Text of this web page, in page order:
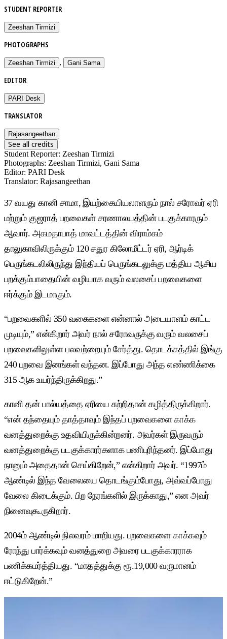
STUDENT REPORTER
Zeeshan Tirmizi
PHOTOGRAPHS
Zeeshan Tirmizi , Gani Sama
EDITOR
PARI Desk
TRANSLATOR
Rajasangeethan
See all credits
Student Reporter: Zeeshan Tirmizi
Photographs: Zeeshan Tirmizi, Gani Sama
Editor: PARI Desk
Translator: Rajasangeethan
37 வயது கானி சாமா, இயற்கையியலாளரும் நால் சரோவர் ஏரி
மற்றும் குஜராத் பறவைகள் சரணாலயத்தின் படகுக்காரரும்
ஆவார். அகமதாபாத் மாவட்டத்தின் விராம்கம்
தாலுகாவிலிருக்கும் 120 சதுர கிலோமீட்டர் ஏரி, ஆர்டிக்
பெருங்கடலிலிருந்து இந்தியப் பெருங்கடலுக்கு மத்திய ஆசிய
பறக்கும்பாதையின் வழியாக வரும் வலசைப் பறவைகளை
ஈர்க்கும் இடமாகும்.
“பறவைகளில் 350 வகைகளை என்னால் அடையாளம் காட்ட
முடியும்,” என்கிறார் அவர் நால் சரோவருக்கு வரும் வலசைப்
பறவைகளிலுள்ள பலவற்றையும் சேர்த்து. தொடக்கத்தில் இங்கு
240 பறவை இனங்கள் வந்தன. இப்போது அந்த எண்ணிக்கை
315 ஆக உயர்ந்திருக்கிறது.”
கானி தன் பால்யத்தை ஏரியை சுற்றிதான் கழித்திருக்கிறார்.
“என் தந்தையும் தாத்தாவும் இந்தப் பறவைகளை காக்க
வனத்துறைக்கு உதவியிருக்கின்றனர். அவர்கள் இருவரும்
வனத்துறைக்கு படகுக்காரர்களாக பணிபுரிந்தனர். இப்போது
நானும் அதைதான் செய்கிறேன்,” என்கிறார் அவர். “1997ம்
ஆண்டில் இந்த வேலையை தொடங்கும்போது, அவ்வப்போது
வேலை கிடைக்கும். பிற நேரங்களில் இருக்காது,” என அவர்
நினைவுகூருகிறார்.
2004ம் ஆண்டில் நிலவரம் மாறியது. பறவைகளை காக்கவும்
ரோந்து பார்க்கவும் வனத்துறை அவரை படகுக்காரராக
பணிக்கமர்த்தியது. “மாதத்துக்கு ரூ.19,000 வருமானம்
ஈட்டுகிறேன்.”